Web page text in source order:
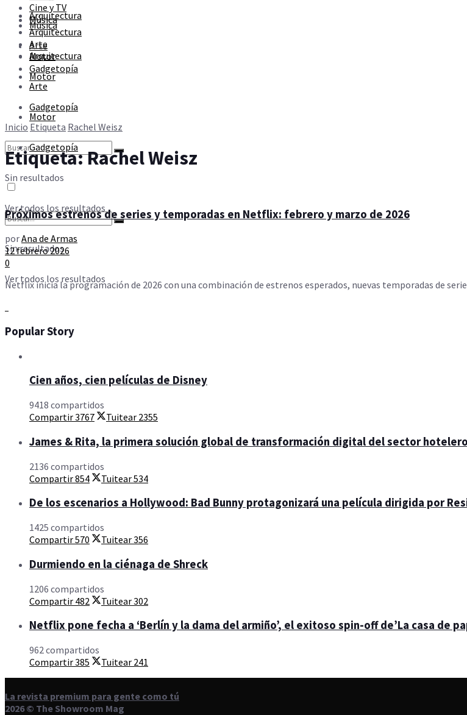
Arquitectura
Arte
Motor
Gadgetopía
Sin resultados
Ver todos los resultados
Música
Arquitectura
Arte
Motor
Gadgetopía
Sin resultados
Ver todos los resultados
Sin resultados
Ver todos los resultados
Cine y TV
Música
Arquitectura
Arte
Motor
Gadgetopía
Inicio Etiqueta Rachel Weisz
Etiqueta:Rachel Weisz
Próximos estrenos de series y temporadas en Netflix: febrero y marzo de 2026
porAna de Armas
12 febrero 2026
0
Netflix inicia la programación de 2026 con una combinación de estrenos esperados, nuevas temporadas de
Popular Story
Cien años, cien películas de Disney
9418 compartidos
Compartir3767 Tuitear 2355
James & Rita, la primera solución global de transformación digital del sector hotelero
2136 compartidos
Compartir854 Tuitear534
De los escenarios a Hollywood: Bad Bunny protagonizará una película dirigida por
1425 compartidos
Compartir570 Tuitear356
Durmiendo en la ciénaga de Shreck
1206 compartidos
Compartir 482 Tuitear302
Netflix pone fecha a ‘Berlín y la dama del armiño’, el exitoso spin-off de’La casa de
962 compartidos
Compartir385 Tuitear 241
La revista premium para gente como tú
2026 © The Showroom Mag